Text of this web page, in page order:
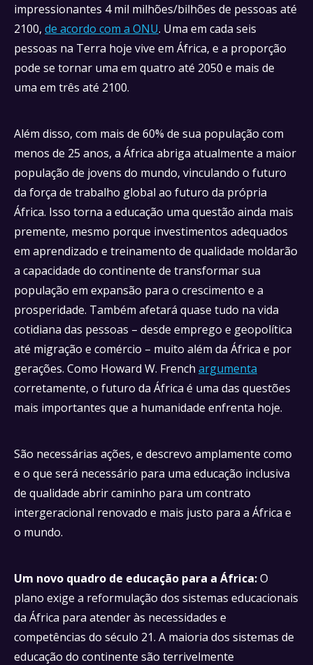
impressionantes 4 mil milhões/bilhões de pessoas até
2100, de acordo com a ONU. Uma em cada seis
pessoas na Terra hoje vive em África, e a proporção
pode se tornar uma em quatro até 2050 e mais de
uma em três até 2100.
Além disso, com mais de 60% de sua população com
menos de 25 anos, a África abriga atualmente a maior
população de jovens do mundo, vinculando o futuro
da força de trabalho global ao futuro da própria
África. Isso torna a educação uma questão ainda mais
premente, mesmo porque investimentos adequados
em aprendizado e treinamento de qualidade moldarão
a capacidade do continente de transformar sua
população em expansão para o crescimento e a
prosperidade. Também afetará quase tudo na vida
cotidiana das pessoas – desde emprego e geopolítica
até migração e comércio – muito além da África e por
gerações. Como Howard W. French argumenta
corretamente, o futuro da África é uma das questões
mais importantes que a humanidade enfrenta hoje.
São necessárias ações, e descrevo amplamente como
e o que será necessário para uma educação inclusiva
de qualidade abrir caminho para um contrato
intergeracional renovado e mais justo para a África e
o mundo.
Um novo quadro de educação para a África:O
plano exige a reformulação dos sistemas educacionais
da África para atender às necessidades e
competências do século 21. A maioria dos sistemas de
educação do continente são terrivelmente